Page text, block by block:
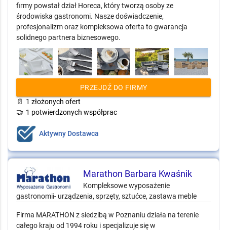
firmy powstał dział Horeca, który tworzą osoby ze
środowiska gastronomi. Nasze doświadczenie,
profesjonalizm oraz kompleksowa oferta to gwarancja
solidnego partnera biznesowego.
PRZEJDŹ DO FIRMY
📄 1 złożonych ofert
🤝 1 potwierdzonych współprac
Aktywny Dostawca
Marathon Barbara Kwaśnik
Kompleksowe wyposażenie
gastronomii- urządzenia, sprzęty, sztućce, zastawa meble
Firma MARATHON z siedzibą w Poznaniu działa na terenie
całego kraju od 1994 roku i specjalizuje się w